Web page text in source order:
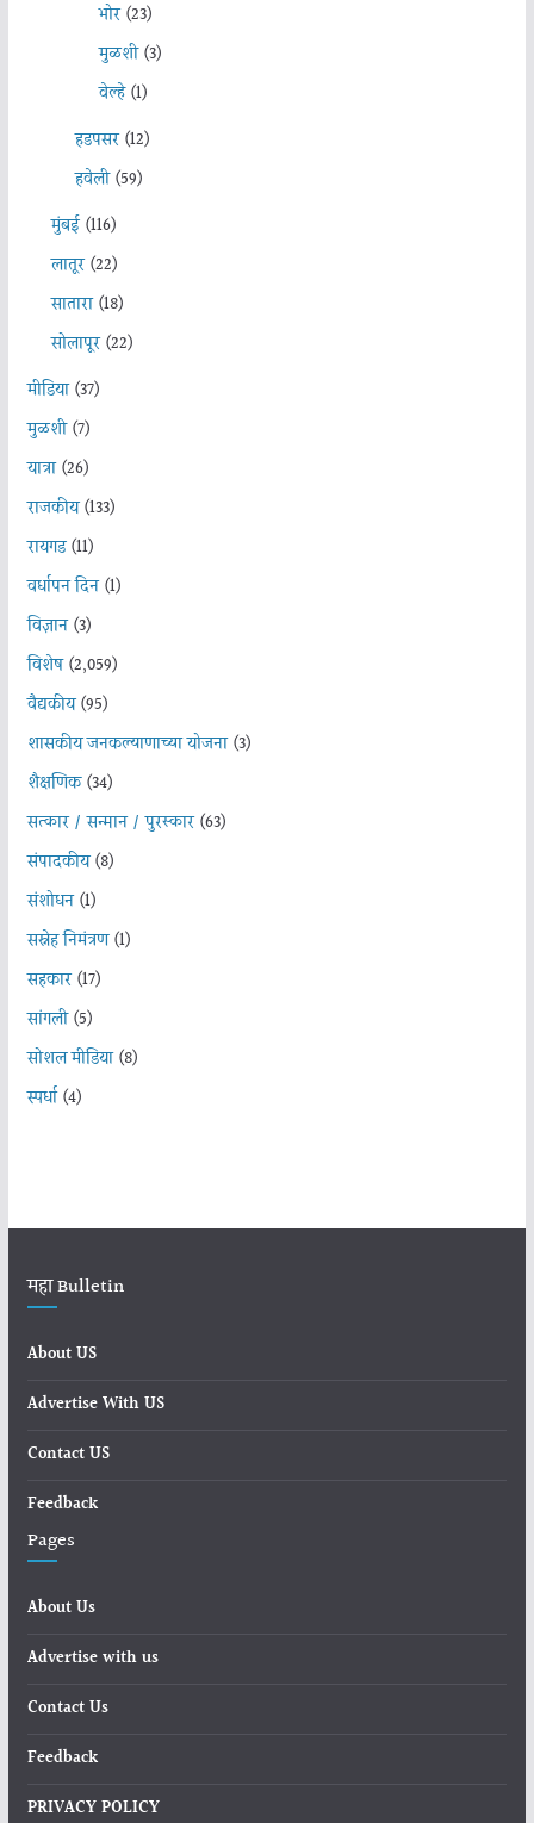
भोर(23)
मुळशी(3)
वेल्हे(1)
हडपसर(12)
हवेली(59)
मुंबई(116)
लातूर(22)
सातारा(18)
सोलापूर(22)
मीडिया(37)
मुळशी(7)
यात्रा(26)
राजकीय(133)
रायगड(11)
वर्धापन दिन(1)
विज्ञान(3)
विशेष(2,059)
वैद्यकीय(95)
शासकीय जनकल्याणाच्या योजना(3)
शैक्षणिक(34)
सत्कार / सन्मान / पुरस्कार(63)
संपादकीय(8)
संशोधन(1)
सस्नेह निमंत्रण(1)
सहकार(17)
सांगली(5)
सोशल मीडिया(8)
स्पर्धा(4)
महा Bulletin
About US
Advertise With US
Contact US
Feedback
Pages
About Us
Advertise with us
Contact Us
Feedback
PRIVACY POLICY